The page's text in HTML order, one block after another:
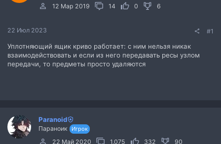
12 Мар 2019 14 0 6
22 Июл 2023 #1
Уплотняющий ящик криво работает: с ним нельзя никак
взаимодействовать и если из него передавать ресы узлом
передачи, то предметы просто удаляются
Paranoid
Параноик Игрок
22 Май 2020 1,075 332 90